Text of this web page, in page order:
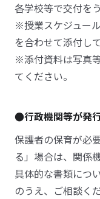
各学校等で交付を
※授業スケジュー
を合わせて添付し
※添付資料は写真
てください。
●行政機関等が発
保護者の保育が必
る」場合は、関係
具体的な書類につ
のうえ、ご相談く